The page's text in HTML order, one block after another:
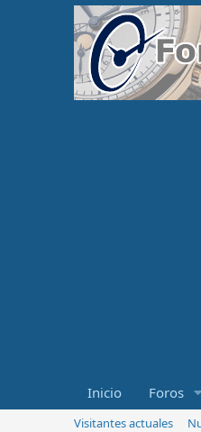
Inicio Foros
Visitantes actuales